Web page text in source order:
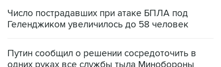
Число пострадавших при атаке БПЛА под
Геленджиком увеличилось до 58 человек
Путин сообщил о решении сосредоточить в